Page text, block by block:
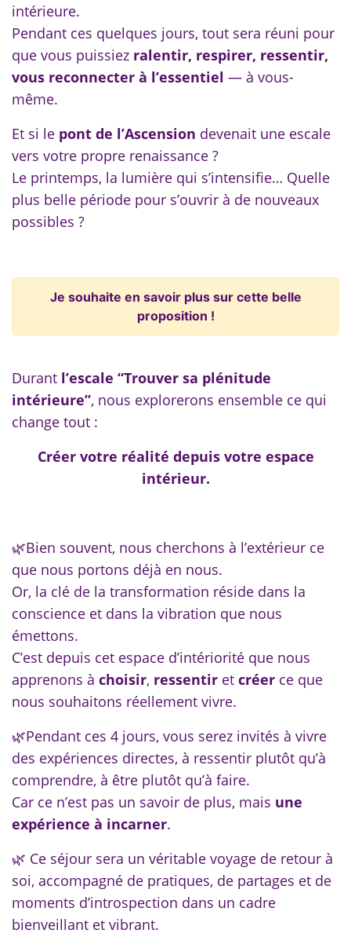
intérieure.
Pendant ces quelques jours, tout sera réuni pour
que vous puissiez ralentir, respirer, ressentir,
vous reconnecter à l’essentiel — à vous-
même.
Et si le pont de l’Ascension devenait une escale
vers votre propre renaissance ?
Le printemps, la lumière qui s’intensifie… Quelle
plus belle période pour s’ouvrir à de nouveaux
possibles ?
Je souhaite en savoir plus sur cette belle
proposition !
Durant l’escale “Trouver sa plénitude
intérieure”, nous explorerons ensemble ce qui
change tout :
Créer votre réalité depuis votre espace
intérieur.
🌿Bien souvent, nous cherchons à l’extérieur ce
que nous portons déjà en nous.
Or, la clé de la transformation réside dans la
conscience et dans la vibration que nous
émettons.
C’est depuis cet espace d’intériorité que nous
apprenons à choisir, ressentir et créer ce que
nous souhaitons réellement vivre.
🌿Pendant ces 4 jours, vous serez invités à vivre
des expériences directes, à ressentir plutôt qu’à
comprendre, à être plutôt qu’à faire.
Car ce n’est pas un savoir de plus, mais une
expérience à incarner.
🌿 Ce séjour sera un véritable voyage de retour à
soi, accompagné de pratiques, de partages et de
moments d’introspection dans un cadre
bienveillant et vibrant.